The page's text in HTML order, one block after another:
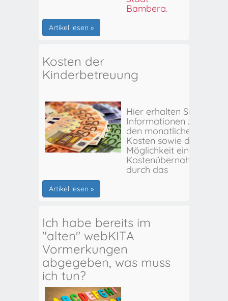
Bamberg.
Artikel lesen »
Kosten der
Kinderbetreuung
Hier erhalten Sie
Informationen zu
den monatlichen
Kosten sowie der
Möglichkeit einer
Kostenübernahme
durch das
Artikel lesen »
Ich habe bereits im
"alten" webKITA
Vormerkungen
abgegeben, was muss
ich tun?